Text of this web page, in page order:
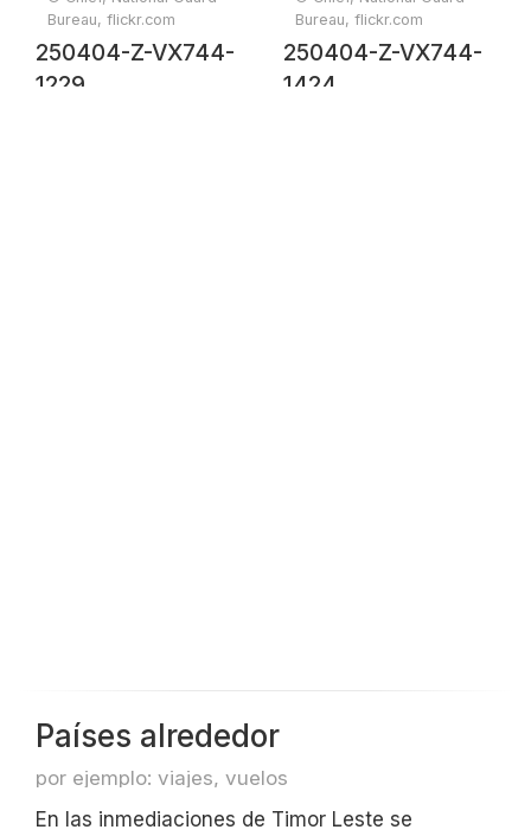
Bureau, flickr.com
250404-Z-VX744-
1229
Bureau, flickr.com
250404-Z-VX744-
1424
Países alrededor
por ejemplo: viajes, vuelos
En las inmediaciones de Timor Leste se